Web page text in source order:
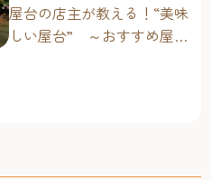
屋台の店主が教える！“美味
しい屋台” ～おすすめ屋台